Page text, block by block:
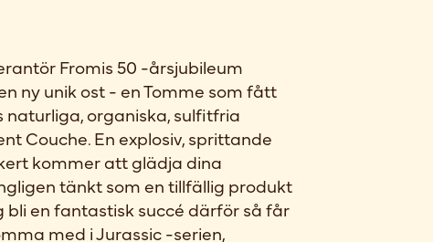
Fromis 50 -årsjubileum
ny unik ost - en Tomme som fått
organiska, sulfitfria
Couche. En explosiv, sprittande
kommer att glädja dina
tänkt som en tillfällig produkt
bli en fantastisk succé därför så får
med i Jurassic -serien,